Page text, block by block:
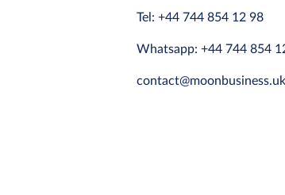
Tel: +44 744 854 12 98
Whatsapp: +44 744 854
contact@moonbusiness.uk